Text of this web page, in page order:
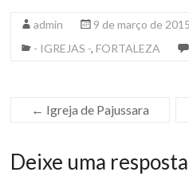
admin
9 de março de 2015
- IGREJAS -,FORTALEZA
← Igreja de Pajussara
Deixe uma resposta